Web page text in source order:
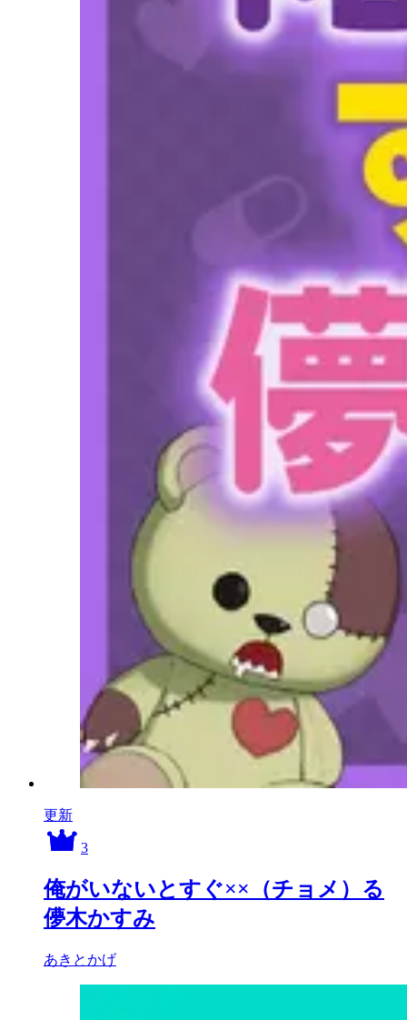
更新
3
俺がいないとすぐ××（チョメ）る
儚木かすみ
あきとかげ